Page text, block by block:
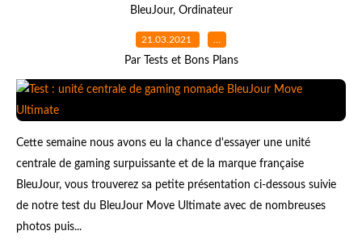
BleuJour, Ordinateur
21.03.2021 …
Par Tests et Bons Plans
Cette semaine nous avons eu la chance d'essayer une unité
centrale de gaming surpuissante et de la marque française
BleuJour, vous trouverez sa petite présentation ci-dessous suivie
de notre test du BleuJour Move Ultimate avec de nombreuses
photos puis...